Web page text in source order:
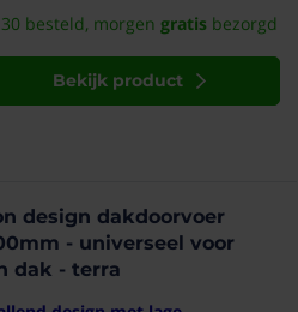
besteld, morgen gratis bezorgd
Bekijk product
design dakdoorvoer
- universeel voor
dak - terra